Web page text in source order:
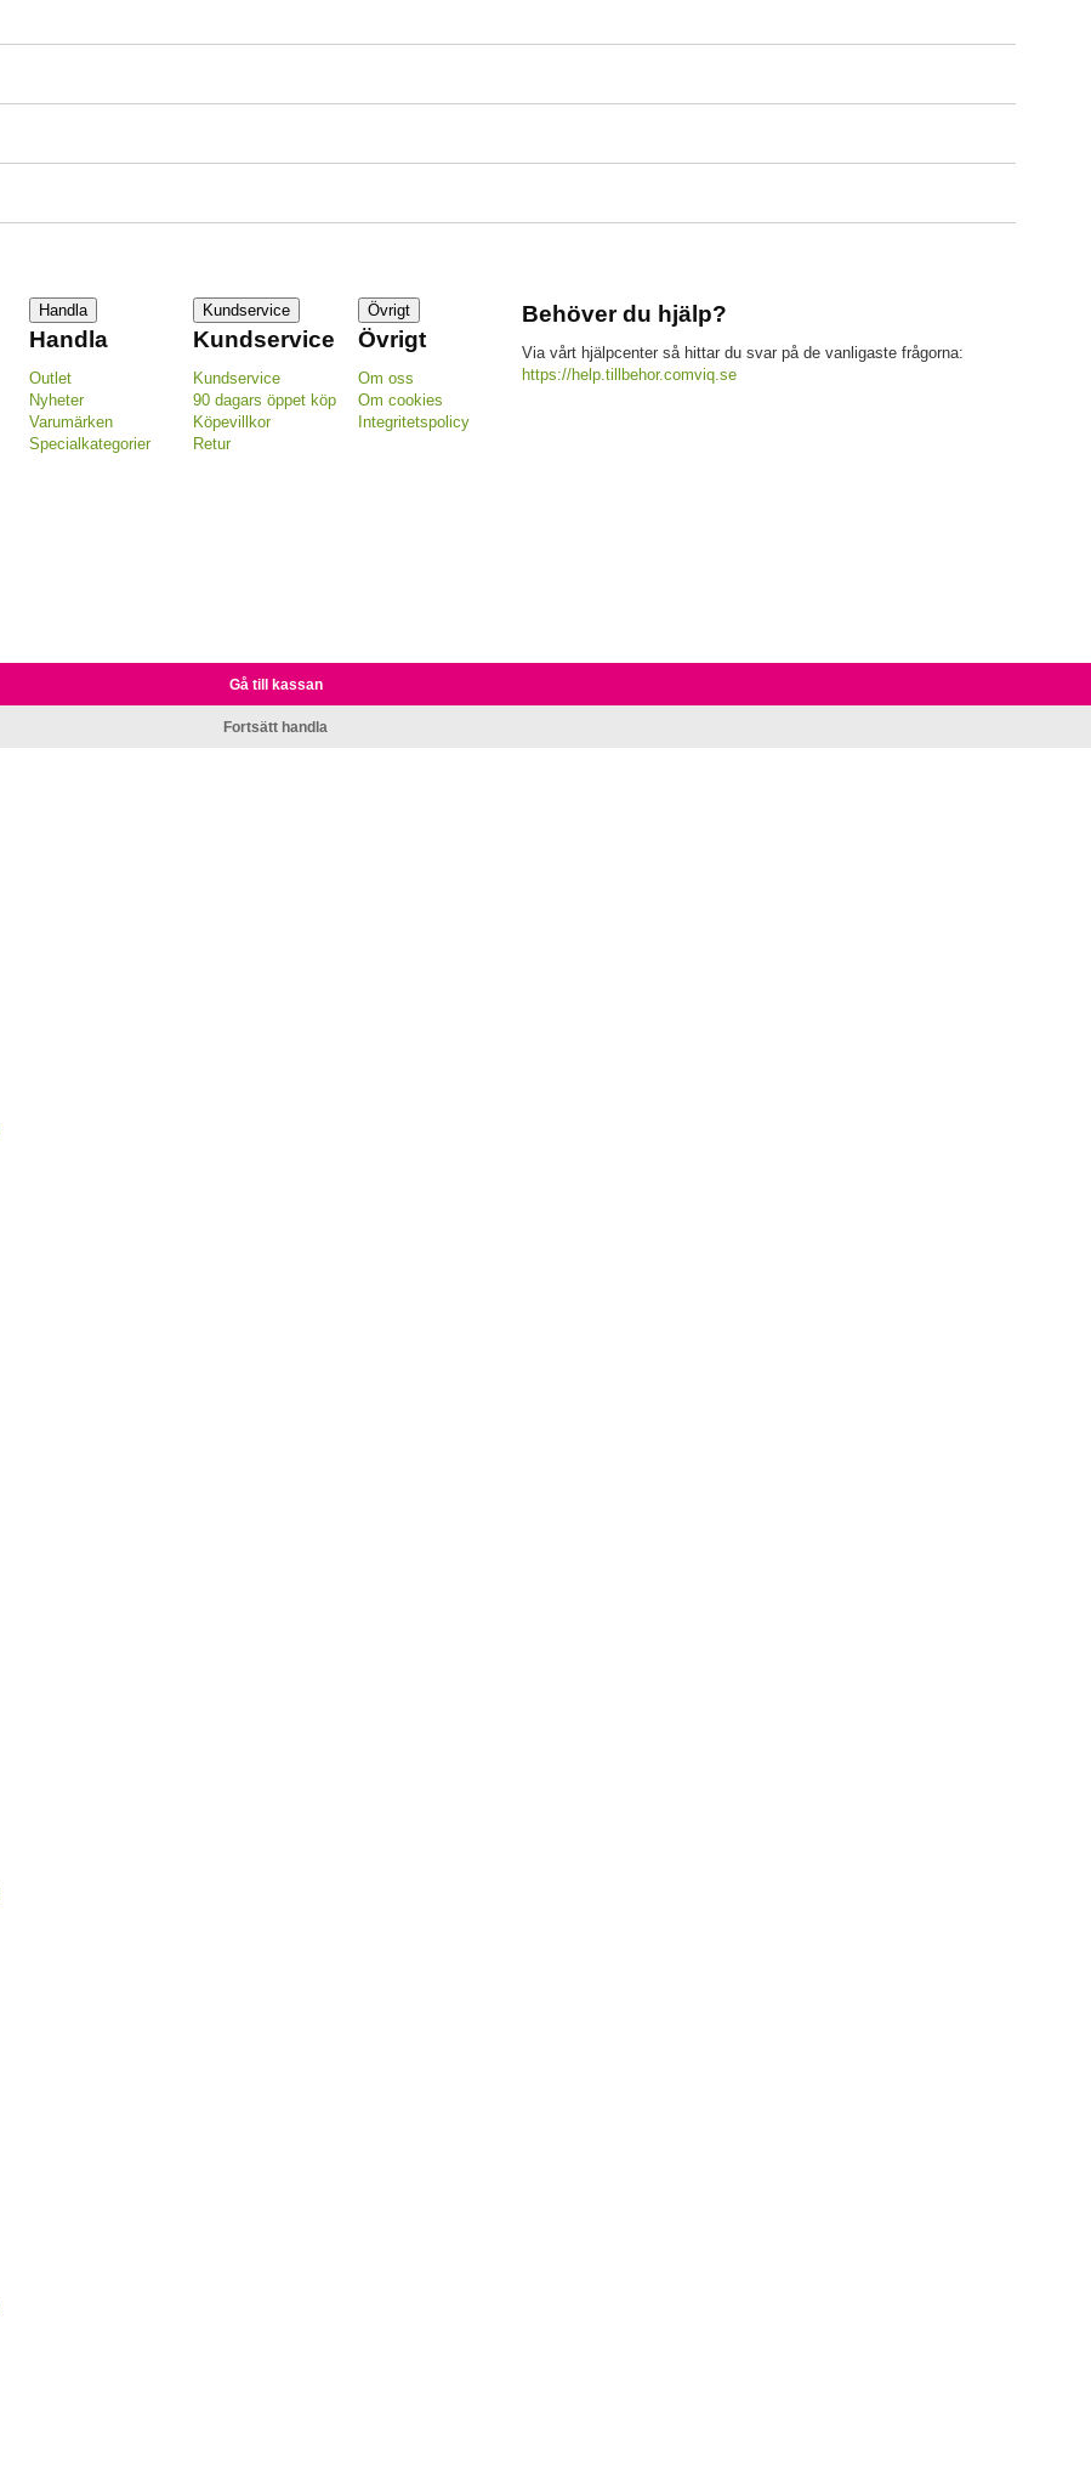
Handla
Handla
Outlet
Nyheter
Varumärken
Specialkategorier
Kundservice
Kundservice
Kundservice
90 dagars öppet köp
Köpevillkor
Retur
Övrigt
Övrigt
Om oss
Om cookies
Integritetspolicy
Behöver du hjälp?
Via vårt hjälpcenter så hittar du svar på de vanligaste frågorna:
https://help.tillbehor.comviq.se
Gå till kassan
Fortsätt handla